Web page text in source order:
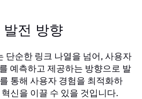
발전 방향
단순한 링크 나열을 넘어, 사용자
예측하고 제공하는 방향으로 발
통해 사용자 경험을 최적화하
신을 이끌 수 있을 것입니다.